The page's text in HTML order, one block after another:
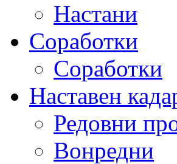
Настани
Соработки
Соработки
Наставен
Редовни
Вонредни